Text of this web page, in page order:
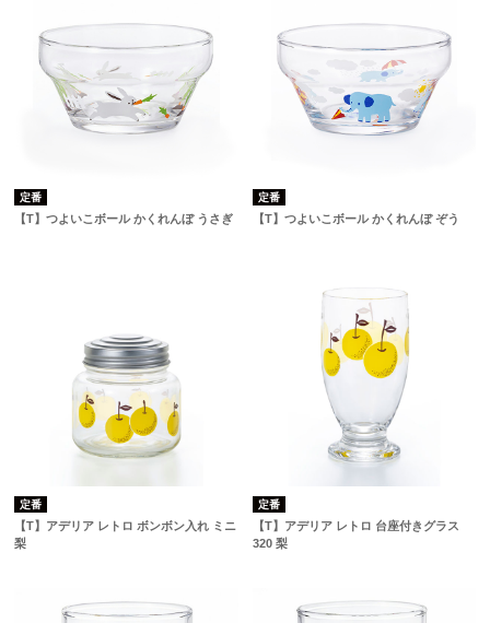
定番
【T】つよいこボール かくれんぼ うさぎ
定番
【T】つよいこボール かくれんぼ ぞう
定番
【T】アデリア レトロ ボンボン入れ ミニ
梨
定番
【T】アデリア レトロ 台座付きグラス
320 梨